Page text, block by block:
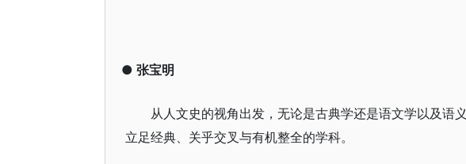
● 张宝明
从人文史的视角出发，无论是古典学还是语文学以及语
立足经典、关乎交叉与有机整全的学科。